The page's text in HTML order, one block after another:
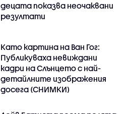
децата показва неочаквани
резултати
Като картина на Ван Гог:
Публикуваха невиждани
кадри на Слънцето с най-
детайлните изображения
досега (СНИМКИ)